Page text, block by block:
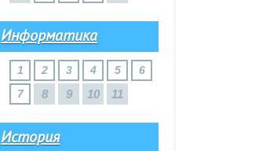
Информатика
1 2 3 4 5
6
7
8 9 10 11
История